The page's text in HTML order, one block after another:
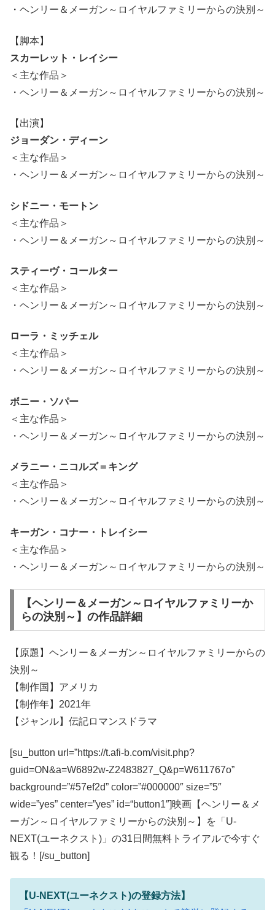
・ヘンリー＆メーガン～ロイヤルファミリーからの決別～
【脚本】
スカーレット・レイシー
＜主な作品＞
・ヘンリー＆メーガン～ロイヤルファミリーからの決別～
【出演】
ジョーダン・ディーン
＜主な作品＞
・ヘンリー＆メーガン～ロイヤルファミリーからの決別～
シドニー・モートン
＜主な作品＞
・ヘンリー＆メーガン～ロイヤルファミリーからの決別～
スティーヴ・コールター
＜主な作品＞
・ヘンリー＆メーガン～ロイヤルファミリーからの決別～
ローラ・ミッチェル
＜主な作品＞
・ヘンリー＆メーガン～ロイヤルファミリーからの決別～
ボニー・ソパー
＜主な作品＞
・ヘンリー＆メーガン～ロイヤルファミリーからの決別～
メラニー・ニコルズ＝キング
＜主な作品＞
・ヘンリー＆メーガン～ロイヤルファミリーからの決別～
キーガン・コナー・トレイシー
＜主な作品＞
・ヘンリー＆メーガン～ロイヤルファミリーからの決別～
【ヘンリー＆メーガン～ロイヤルファミリーか
らの決別～】の作品詳細
【原題】ヘンリー＆メーガン～ロイヤルファミリーからの
決別～
【制作国】アメリカ
【制作年】2021年
【ジャンル】伝記ロマンスドラマ
[su_button url=”https://t.afi-b.com/visit.php?
guid=ON&a=W6892w-Z2483827_Q&p=W611767o”
background=”#57ef2d” color=”#000000″ size=”5″
wide=”yes” center=”yes” id=“button1″]映画【ヘンリー＆メ
ーガン～ロイヤルファミリーからの決別～】を「U-
NEXT(ユーネクスト)」の31日間無料トライアルで今すぐ
観る！[/su_button]
【U-NEXT(ユーネクスト)の登録方法】